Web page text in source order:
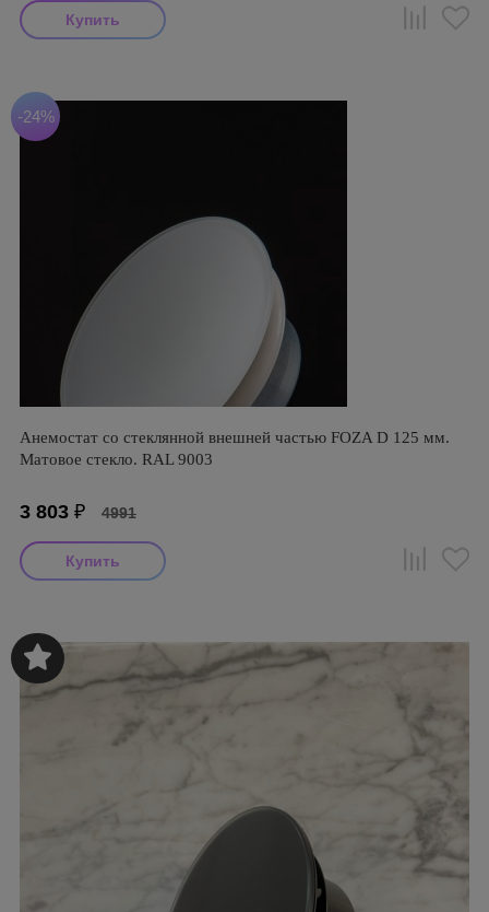
-24%
Анемостат со стеклянной внешней частью FOZA D 125 мм.
Матовое стекло. RAL 9003
3 803 ₽ 4991